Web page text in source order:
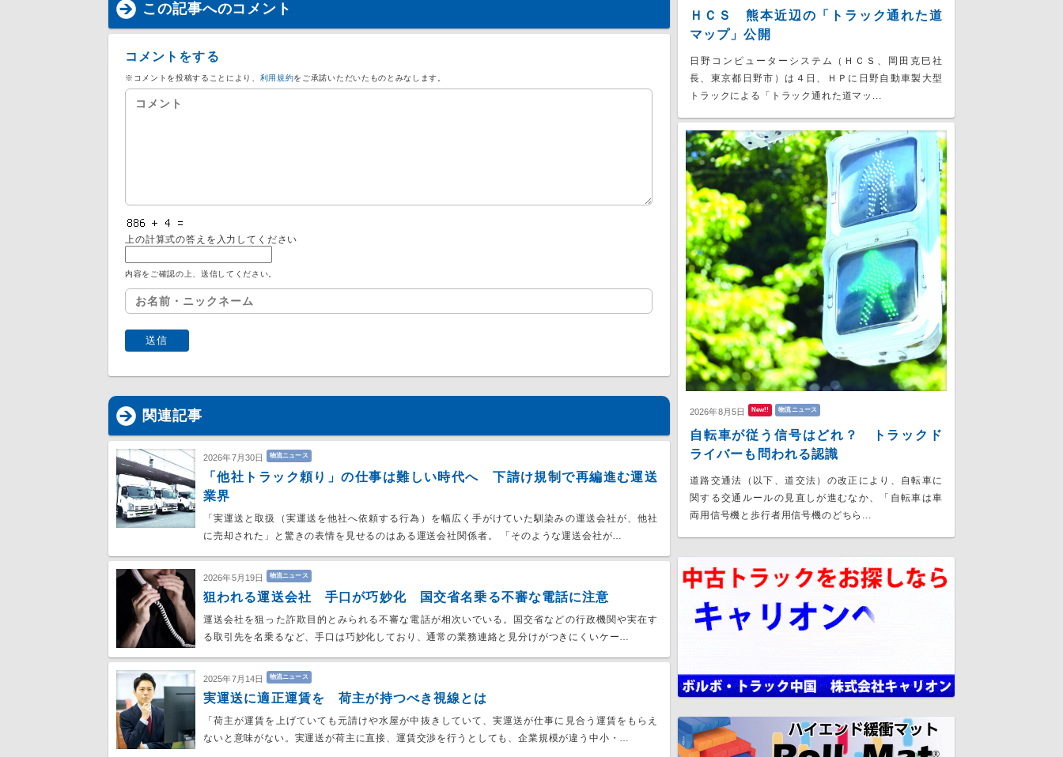
この記事へのコメント
コメントをする
※コメントを投稿することにより、 利用規約をご承諾いただいたものとみなします。
上の計算式の答えを入力してください
内容をご確認の上、送信してください。
関連記事
2026年7月30日 物流ニュース
「他社トラック頼り」の仕事は難しい時代へ 下請け規制で再編進む運送
業界
「実運送と取扱（実運送を他社へ依頼する行為）を幅広く手がけていた馴染みの運送会社が、他社
に売却された」と驚きの表情を見せるのはある運送会社関係者。 「そのような運送会社が…
2026年5月19日 物流ニュース
狙われる運送会社 手口が巧妙化 国交省名乗る不審な電話に注意
運送会社を狙った詐欺目的とみられる不審な電話が相次いでいる。国交省などの行政機関や実在す
る取引先を名乗るなど、手口は巧妙化しており、通常の業務連絡と見分けがつきにくいケー…
2025年7月14日 物流ニュース
実運送に適正運賃を 荷主が持つべき視線とは
「荷主が運賃を上げていても元請けや水屋が中抜きしていて、実運送が仕事に見合う運賃をもらえ
ないと意味がない。実運送が荷主に直接、運賃交渉を行うとしても、企業規模が違う中小・…
ＨＣＳ 熊本近辺の「トラック通れた道
マップ」公開
日野コンピューターシステム（ＨＣＳ、岡田克巳社
長、東京都日野市）は４日、ＨＰに日野自動車製大型
トラックによる「トラック通れた道マッ...
2026年8月5日 New!! 物流ニュース
自転車が従う信号はどれ？ トラックド
ライバーも問われる認識
道路交通法（以下、道交法）の改正により、自転車に
関する交通ルールの見直しが進むなか、「自転車は車
両用信号機と歩行者用信号機のどちら...